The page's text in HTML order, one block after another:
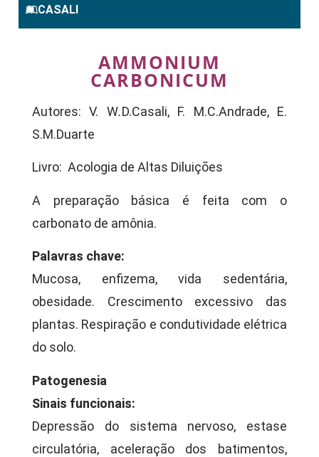
CASALI
AMMONIUM
CARBONICUM
Autores: V. W.D.Casali, F. M.C.Andrade, E.
S.M.Duarte
Livro: Acologia de Altas Diluições
A preparação básica é feita com o
carbonato de amônia.
Palavras chave:
Mucosa, enfizema, vida sedentária,
obesidade. Crescimento excessivo das
plantas. Respiração e condutividade elétrica
do solo.
Patogenesia
Sinais funcionais:
Depressão do sistema nervoso, estase
circulatória, aceleração dos batimentos,